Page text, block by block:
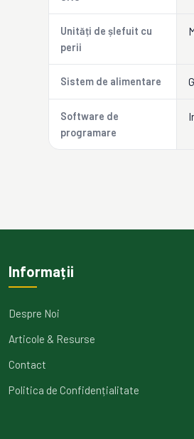
Unități de șlefuit cu
perii
Sistem de alimentare
Software de
programare
Informații
Despre Noi
Articole & Resurse
Contact
Politica de Confidențialitate